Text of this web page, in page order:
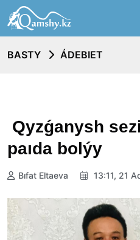
BASTY ÁDEBIET
Qyzǵanysh
paıda bolýy
Bıfat Eltaeva 13:11, 21